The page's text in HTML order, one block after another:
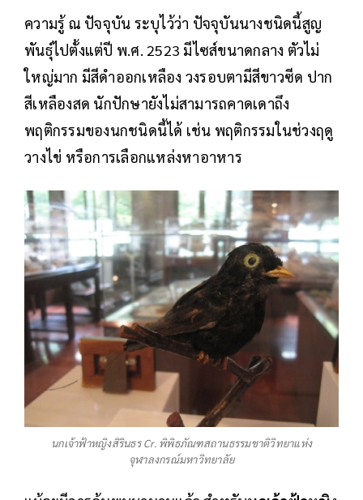
ความรู้ ณ ปัจจุบัน ระบุไว้ว่า ปัจจุบันนางชนิดนี้สูญ
พันธุ์ไปตั้งแต่ปี พ.ศ. 2523 มีไซส์ขนาดกลาง ตัวไม่
ใหญ่มาก มีสีดำออกเหลือง วงรอบตามีสีขาวซีด ปาก
สีเหลืองสด นักปักษายังไม่สามารถคาดเดาถึง
พฤติกรรมของนกชนิดนี้ได้ เช่น พฤติกรรมในช่วงฤดู
วางไข่ หรือการเลือกแหล่งหาอาหาร
นกเจ้าฟ้าหญิงสิรินธร Cr. พิพิธภัณฑสถานธรรมชาติวิทยาแห่ง
จุฬาลงกรณ์มหาวิทยาลัย